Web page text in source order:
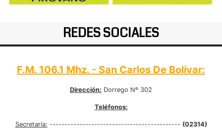
REDES SOCIALES
F.M. 106.1 Mhz. - San Carlos De Bolívar:
Dirección: Dorrego Nº 302
Teléfonos:
Secretaría: -------------------------------------------- (02314)